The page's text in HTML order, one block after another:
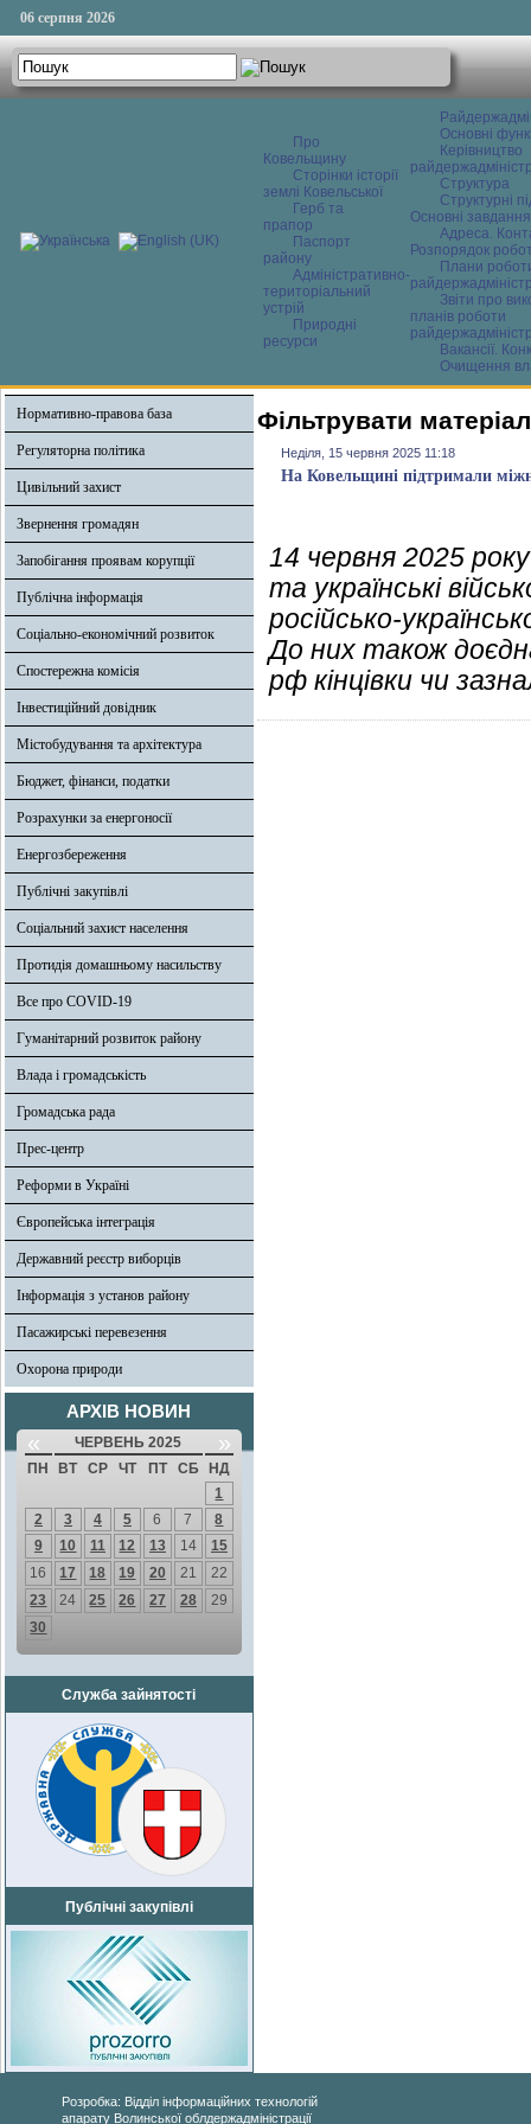
06 серпня 2026
Про
Ковельщину
Сторінки історії
землі Ковельської
Герб та
прапор
Паспорт
району
Адміністративно-
територіальний
устрій
Природні
ресурси
Основні
Керівництво
Структура
Структурні
Основні завдання
Адреса.
Розпорядок
Плани
Звіти про
планів роботи
Вакансії.
Очищення
Нормативно-правова база
Регуляторна політика
Цивільний захист
Звернення громадян
Запобігання проявам корупції
Публічна інформація
Соціально-економічний розвиток
Спостережна комісія
Інвестиційний довідник
Містобудування та архітектура
Бюджет, фінанси, податки
Розрахунки за енергоносії
Енергозбереження
Публічні закупівлі
Соціальний захист населення
Протидія домашньому насильству
Все про COVID-19
Гуманітарний розвиток району
Влада і громадськість
Громадська рада
Прес-центр
Реформи в Україні
Європейська інтеграція
Державний реєстр виборців
Інформація з установ району
Пасажирські перевезення
Охорона природи
АРХІВ НОВИН
« ЧЕРВЕНЬ 2025 »
ПН ВТ СР ЧТ ПТ СБ
НД
1
2
3 4 5 6 7
8
9
10 11 12 13 14
15
16
17 18 19 20 21
22
23
24 25 26 27 28
29
30
Служба зайнятості
Публічні закупівлі
Фільтрувати
Неділя, 15 червня 2025 11:18
На Ковельщині підтримали
14 червня 2025 року
та українські
російсько-
До них також
рф кінцівки чи
Розробка: Відділ інформаційних технологій
апарату Волинської облдержадміністрації